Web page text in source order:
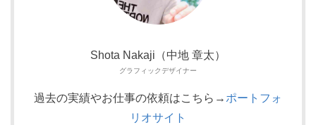
Shota Nakaji（中地 章太）
グラフィックデザイナー
過去の実績やお仕事の依頼はこちら→ ポートフォ
リオサイト